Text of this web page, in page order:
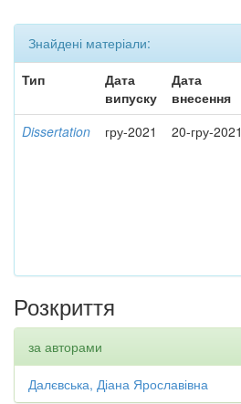
Знайдені матеріали:
Тип
Дата
випуску
Дата
внесення
Dissertation гру-2021 20-гру-2021
Розкриття
за авторами
Далєвська, Діана Ярославівна